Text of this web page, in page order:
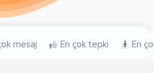
mesaj En çok tepki En